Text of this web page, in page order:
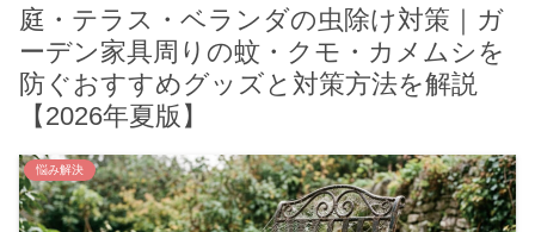
庭・テラス・ベランダの虫除け対策｜ガ
ーデン家具周りの蚊・クモ・カメムシを
防ぐおすすめグッズと対策方法を解説
【2026年夏版】
悩み解決